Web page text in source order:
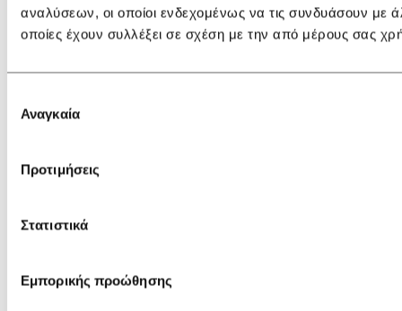
αναλύσεων, οι οποίοι ενδεχομένως να τις συνδυάσουν με
οποίες έχουν συλλέξει σε σχέση με την από μέρους σας
συγκατάθεσης
Αναγκαία
Προτιμήσεις
Στατιστικά
Εμπορικής προώθησης